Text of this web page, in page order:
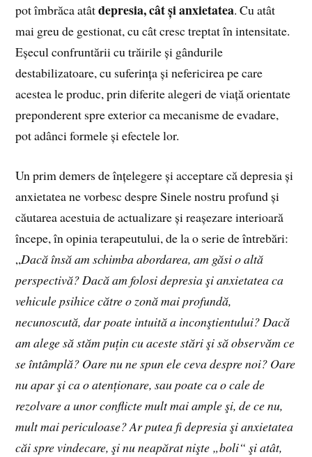
pot îmbrăca atâtdepresia, cât și anxietatea. Cu atât
mai greu de gestionat, cu cât cresc treptat în intensitate.
Eșecul confruntării cu trăirile și gândurile
destabilizatoare, cu suferința și nefericirea pe care
acestea le produc, prin diferite alegeri de viață orientate
preponderent spre exterior ca mecanisme de evadare,
pot adânci formele și efectele lor.
Un prim demers de înțelegere și acceptare că depresia și
anxietatea ne vorbesc despre Sinele nostru profund și
căutarea acestuia de actualizare și reașezare interioară
începe, în opinia terapeutului, de la o serie de întrebări:
„Dacă însă am schimba abordarea, am găsi o altă
perspectivă? Dacă am folosi depresia şi anxietatea ca
vehicule psihice către o zonă mai profundă,
necunoscută, dar poate intuită a inconştientului? Dacă
am alege să stăm puțin cu aceste stări şi să observăm ce
se întâmplă? Oare nu ne spun ele ceva despre noi? Oare
nu apar şi ca o atenționare, sau poate ca o cale de
rezolvare a unor conflicte mult mai ample şi, de ce nu,
mult mai periculoase? Ar putea fi depresia şi anxietatea
căi spre vindecare, şi nu neapărat nişte „boli“ şi atât,